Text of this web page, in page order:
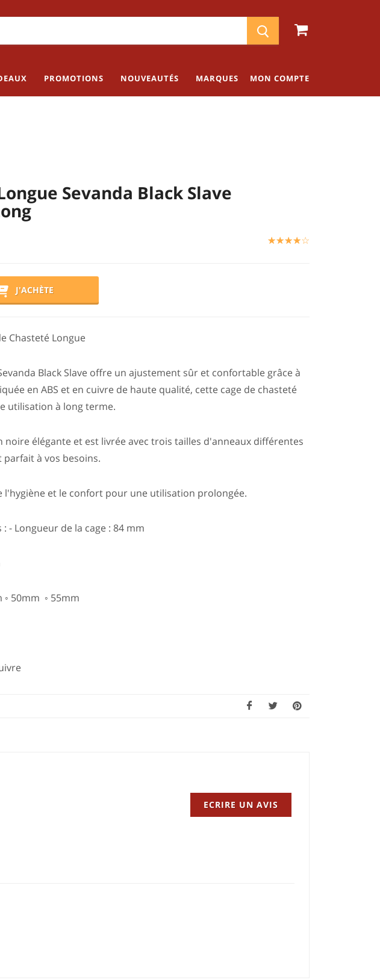
PROMOTIONS NOUVEAUTÉS MARQUES MON COMPTE
Sevanda Black Slave
☆☆☆☆☆
★★★★★
J'ACHÈTE
Chasteté Longue
Black Slave offre un ajustement sûr et confortable grâce à
en ABS et en cuivre de haute qualité, cette cage de chasteté
utilisation à long terme.
noire élégante et est livrée avec trois tailles d'anneaux différentes
à vos besoins.
l'hygiène et le confort pour une utilisation prolongée.
- Longueur de la cage : 84 mm
◦ 50mm ◦ 55mm
ECRIRE UN AVIS